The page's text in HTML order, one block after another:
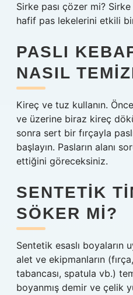
Sirke pası çözer mi?
hafif pas lekelerini etkili
PASLI
NASIL
Kireç ve tuz kullanın.
ve üzerine biraz kireç
sonra sert bir fırçayla
başlayın. Pasların alanı
ettiğini göreceksiniz.
SENTETIK
SÖKER MI?
Sentetik esaslı boyaların
alet ve ekipmanların
tabancası, spatula vb.)
boyanmış demir ve çelik